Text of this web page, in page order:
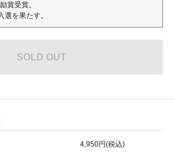
賞受賞。
選を果たす。
SOLD OUT
4,950円(税込)